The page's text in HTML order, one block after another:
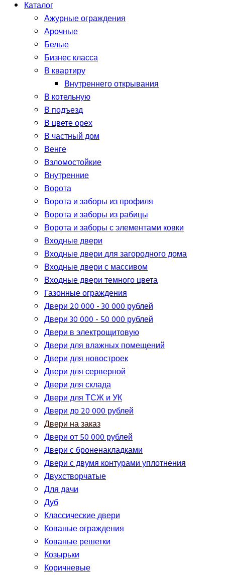
Каталог
Ажурные ограждения
Арочные
Белые
Бизнес класса
В квартиру
Внутреннего открывания
В котельную
В подъезд
В цвете орех
В частный дом
Венге
Взломостойкие
Внутренние
Ворота
Ворота и заборы из профиля
Ворота и заборы из рабицы
Ворота и заборы с элементами ковки
Входные двери
Входные двери для загородного дома
Входные двери с массивом
Входные двери темного цвета
Газонные ограждения
Двери 20 000 - 30 000 рублей
Двери 30 000 - 50 000 рублей
Двери в электрощитовую
Двери для влажных помещений
Двери для новостроек
Двери для серверной
Двери для склада
Двери для ТСЖ и УК
Двери до 20 000 рублей
Двери на заказ
Двери от 50 000 рублей
Двери с броненакладками
Двери с двумя контурами уплотнения
Двухстворчатые
Для дачи
Дуб
Классические двери
Кованые ограждения
Кованые решетки
Козырьки
Коричневые